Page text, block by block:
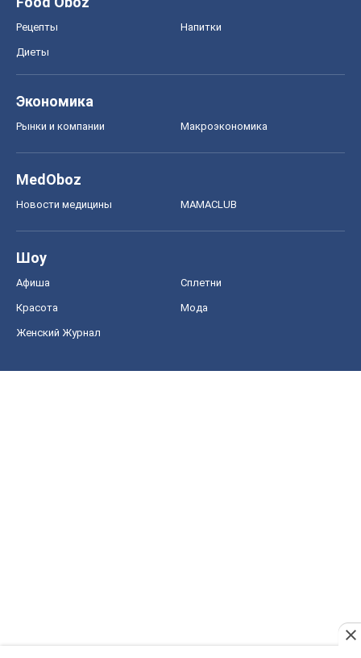
Рецепты Напитки
Диеты
Экономика
Рынки и компании Mакроэкономика
MedOboz
Новости медицины MAMACLUB
Шоу
Афиша Сплетни
Красота Мода
Женский Журнал